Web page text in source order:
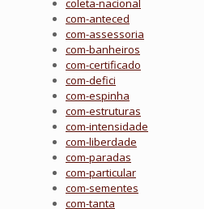
coleta-nacional
com-anteced
com-assessoria
com-banheiros
com-certificado
com-defici
com-espinha
com-estruturas
com-intensidade
com-liberdade
com-paradas
com-particular
com-sementes
com-tanta